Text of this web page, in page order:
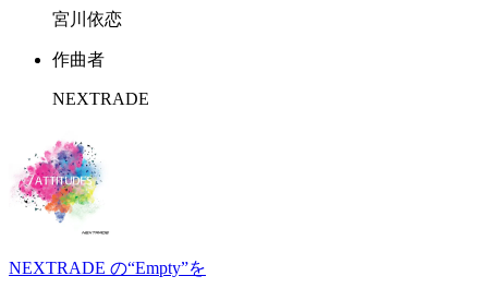
宮川依恋
作曲者
NEXTRADE
NEXTRADE の“Empty”を